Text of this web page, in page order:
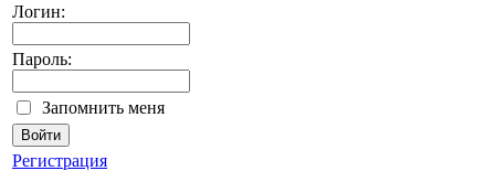
Логин:
Пароль:
Запомнить меня
Регистрация